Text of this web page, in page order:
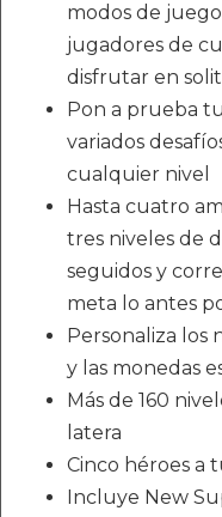
modos de
jugadores de
disfrutar en
Pon a prueba
variados
cualquier nivel
Hasta cuatro
tres niveles de
seguidos y
meta lo antes
Personaliza los
y las monedas
Más de 160
latera
Cinco héroes a
Incluye New